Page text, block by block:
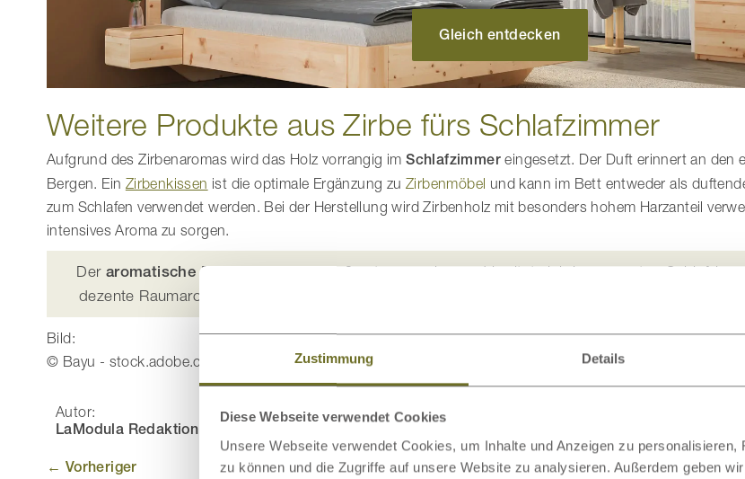
Zustimmung Details
Diese Webseite verwendet Cookies
Unsere Webseite verwendet Cookies, um Inhalte und Anzeigen zu
zu können und die Zugriffe auf unsere Website zu analysieren. Außerdem geben
Gleich entdecken
Weitere Produkte aus Zirbe fürs Schlafzimmer
Aufgrund des Zirbenaromas wird das Holz vorrangig imSchlafzimmer eingesetzt. Der Duft erinnert an den
Bergen. Ein Zirbenkissen ist die optimale Ergänzung zuZirbenmöbel und kann im Bett entweder als
zum Schlafen verwendet werden. Bei der Herstellung wird Zirbenholz mit besonders hohem Harzanteil
intensives Aroma zu sorgen.
Der aromatische Duft der Zirbeist äußerst angenehm und breitet sich im gesamten
dezente Raumaromatisierung erzielt, die Ihnen nach einem anstrengenden Tag zu einer
Bild:
© Bayu - stock.adobe.com
Autor:
LaModula Redaktion
← Vorheriger